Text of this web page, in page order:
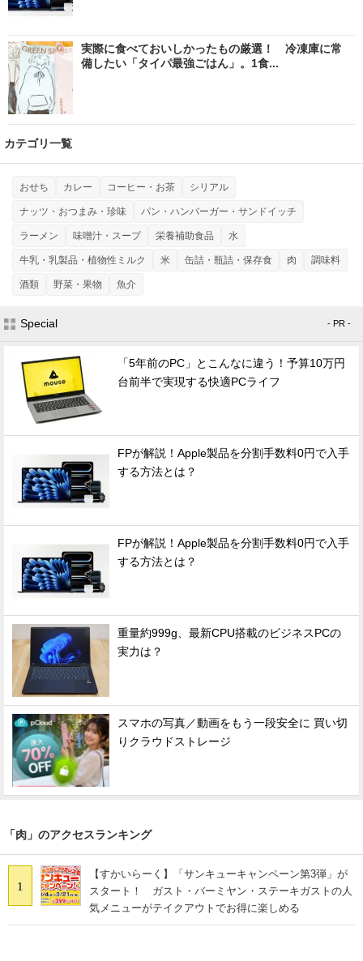
実際に食べておいしかったもの厳選！ 冷凍庫に常
備したい「タイパ最強ごはん」。1食...
カテゴリ一覧
おせち カレー コーヒー・お茶 シリアル
ナッツ・おつまみ・珍味 パン・ハンバーガー・サンドイッチ
ラーメン 味噌汁・スープ 栄養補助食品 水
牛乳・乳製品・植物性ミルク 米 缶詰・瓶詰・保存食 肉 調味料
酒類 野菜・果物 魚介
Special - PR -
「5年前のPC」とこんなに違う！予算10万円
台前半で実現する快適PCライフ
FPが解説！Apple製品を分割手数料0円で入手
する方法とは？
FPが解説！Apple製品を分割手数料0円で入手
する方法とは？
重量約999g、最新CPU搭載のビジネスPCの
実力は？
スマホの写真／動画をもう一段安全に 買い切
りクラウドストレージ
「肉」のアクセスランキング
1
【すかいらーく】「サンキューキャンペーン第3弾」が
スタート！ ガスト・バーミヤン・ステーキガストの人
気メニューがテイクアウトでお得に楽しめる